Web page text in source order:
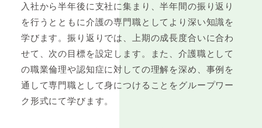
入社から半年後に支社に集まり、半年間の振り返り
を行うとともに介護の専門職としてより深い知識を
学びます。振り返りでは、上期の成長度合いに合わ
せて、次の目標を設定します。また、介護職として
の職業倫理や認知症に対しての理解を深め、事例を
通して専門職として身につけることをグループワー
ク形式にて学びます。